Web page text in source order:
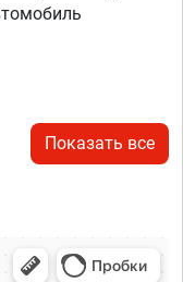
Показать все